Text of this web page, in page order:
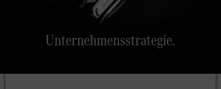
Unternehmensstrategie.